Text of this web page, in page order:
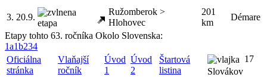
3. 20.9.
Ružomberok >
Hlohovec
201
km
Démare
Etapy tohto 63. ročníka Okolo Slovenska:
1a1b234
Oficiálna
stránka
Vlaňajší
ročník
Úvod
1
Úvod
2
Štartová
listina
17
Slovákov